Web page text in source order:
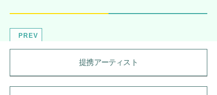
PREV
提携アーティスト